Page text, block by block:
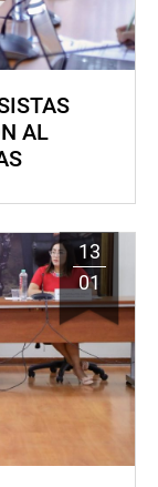
AL
13
01